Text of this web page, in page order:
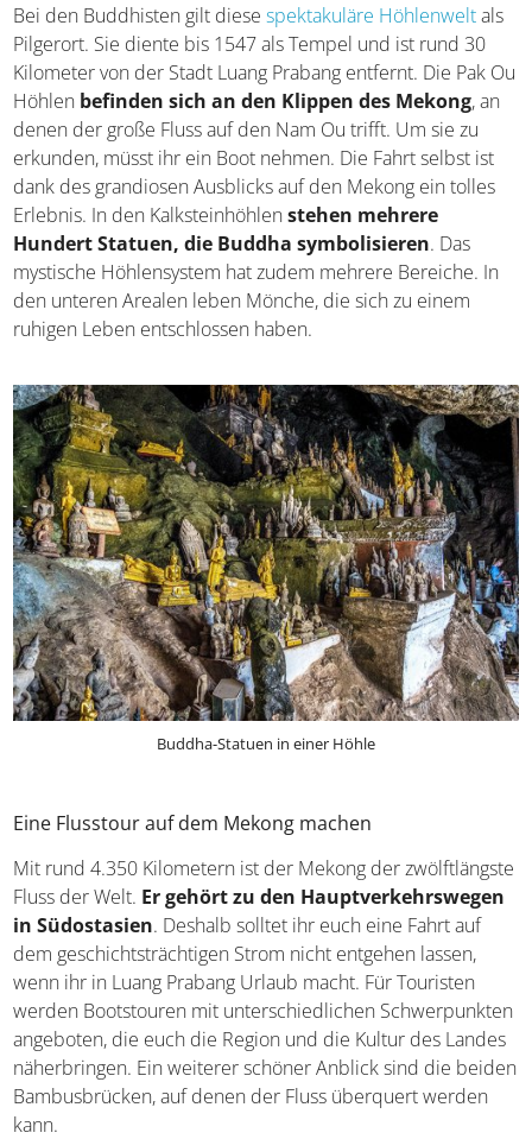
Bei den Buddhisten gilt diesespektakuläre Höhlenweltals
Pilgerort. Sie diente bis 1547 als Tempel und ist rund 30
Kilometer von der Stadt Luang Prabang entfernt. Die Pak Ou
Höhlen befinden sich an den Klippen des Mekong, an
denen der große Fluss auf den Nam Ou trifft. Um sie zu
erkunden, müsst ihr ein Boot nehmen. Die Fahrt selbst ist
dank des grandiosen Ausblicks auf den Mekong ein tolles
Erlebnis. In den Kalksteinhöhlenstehen mehrere
Hundert Statuen, die Buddha symbolisieren. Das
mystische Höhlensystem hat zudem mehrere Bereiche. In
den unteren Arealen leben Mönche, die sich zu einem
ruhigen Leben entschlossen haben.
Buddha-Statuen in einer Höhle
Eine Flusstour auf dem Mekong machen
Mit rund 4.350 Kilometern ist der Mekong der zwölftlängste
Fluss der Welt. Er gehört zu den Hauptverkehrswegen
in Südostasien. Deshalb solltet ihr euch eine Fahrt auf
dem geschichtsträchtigen Strom nicht entgehen lassen,
wenn ihr in Luang Prabang Urlaub macht. Für Touristen
werden Bootstouren mit unterschiedlichen Schwerpunkten
angeboten, die euch die Region und die Kultur des Landes
näherbringen. Ein weiterer schöner Anblick sind die beiden
Bambusbrücken, auf denen der Fluss überquert werden
kann.